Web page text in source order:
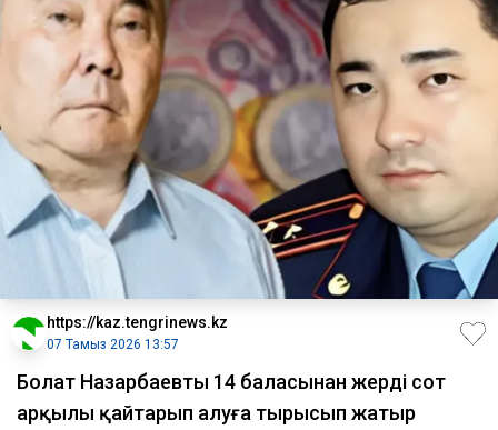
https://kaz.tengrinews.kz
07 Тамыз 2026 13:57
Болат Назарбаевтың 14 баласынан жерді сот
арқылы қайтарып алуға тырысып жатыр